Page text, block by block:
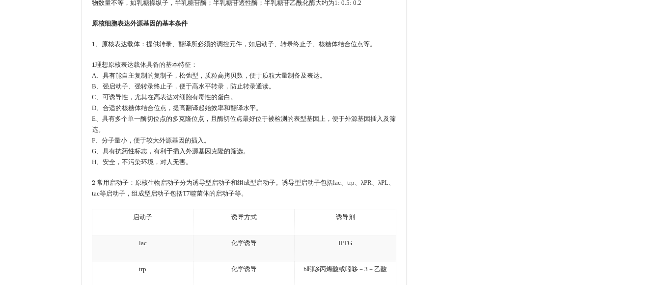
物数量不等，如乳糖操纵子，半乳糖苷酶；半乳糖苷透性酶；半乳糖苷乙酰化酶大约为1: 0.5: 0.2
原核细胞表达外源基因的基本条件
1、原核表达载体：提供转录、翻译所必须的调控元件，如启动子、转录终止子、核糖体结合位点等。
1 理想原核表达载体具备的基本特征：
A、具有能自主复制的复制子，松弛型，质粒高拷贝数，便于质粒大量制备及表达。
B、强启动子、强转录终止子，便于高水平转录，防止转录通读。
C、可诱导性，尤其在高表达对细胞有毒性的蛋白。
D、合适的核糖体结合位点，提高翻译起始效率和翻译水平。
E、具有多个单一酶切位点的多克隆位点，且酶切位点最好位于被检测的表型基因上，便于外源基因插入及筛
选。
F、分子量小，便于较大外源基因的插入。
G、具有抗药性标志，有利于插入外源基因克隆的筛选。
H、安全，不污染环境，对人无害。
2 常用启动子：原核生物启动子分为诱导型启动子和组成型启动子。诱导型启动子包括lac、trp、λPR、λPL、
tac等启动子，组成型启动子包括T7噬菌体的启动子等。
启动子 诱导方式 诱导剂
lac 化学诱导 IPTG
trp 化学诱导 b吲哆丙烯酸或吲哆－3－乙酸